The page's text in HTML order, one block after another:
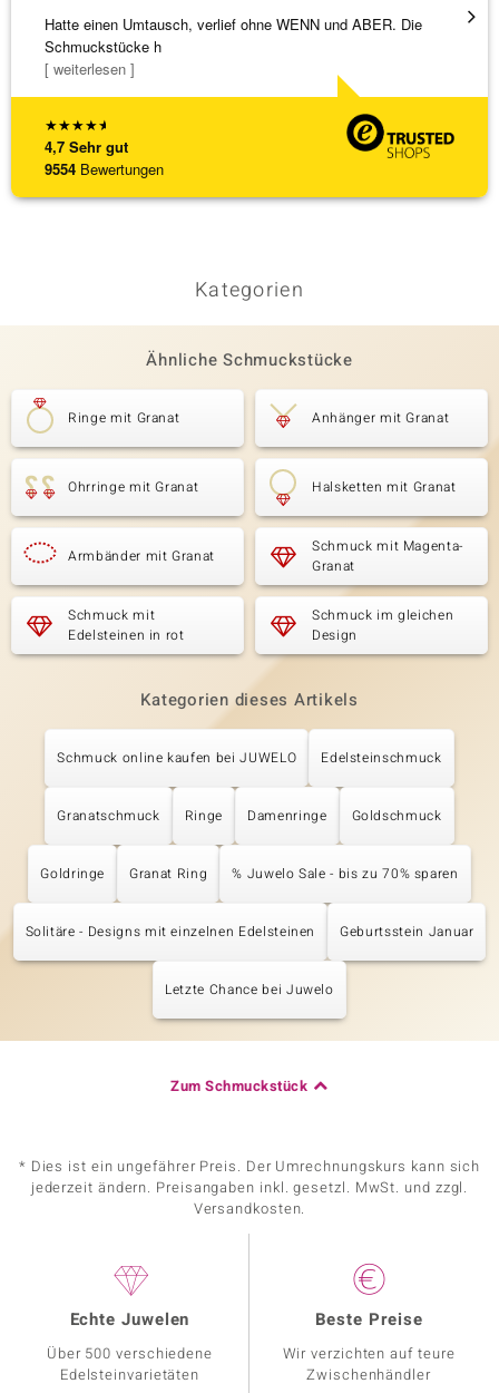
★★★★★
4,7 Sehr gut
9554 Bewertungen
Hatte einen Umtausch, verlief ohne WENN und ABER. Die
Schmuckstücke h
[ weiterlesen ]
Eine
Kategorien
Ähnliche Schmuckstücke
Ringe mit Granat Anhänger mit Granat
Ohrringe mit Granat Halsketten mit Granat
Armbänder mit Granat
Schmuck mit Magenta-
Granat
Schmuck mit
Edelsteinen in rot
Schmuck im gleichen
Design
Kategorien dieses Artikels
Schmuck online kaufen bei JUWELO Edelsteinschmuck
Granatschmuck Ringe Damenringe Goldschmuck
Goldringe Granat Ring % Juwelo Sale - bis zu 70% sparen
Solitäre - Designs mit einzelnen Edelsteinen Geburtsstein Januar
Letzte Chance bei Juwelo
Zum Schmuckstück
* Dies ist ein ungefährer Preis. Der Umrechnungskurs kann sich
jederzeit ändern. Preisangaben inkl. gesetzl. MwSt. und zzgl.
Versandkosten.
Echte Juwelen
Über 500 verschiedene
Edelsteinvarietäten
Beste Preise
Wir verzichten auf teure
Zwischenhändler